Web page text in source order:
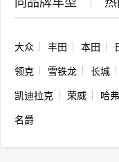
大众 丰田 本田
领克
雪铁龙 长城
凯迪拉克
荣威 哈弗
名爵